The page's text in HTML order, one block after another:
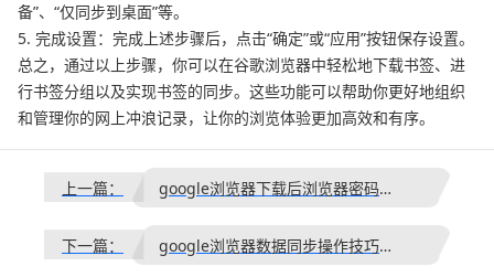
备”、“仅同步到桌面”等。
5. 完成设置：完成上述步骤后，点击“确定”或“应用”按钮保存设置。
总之，通过以上步骤，你可以在谷歌浏览器中轻松地下载书签、进
行书签分组以及实现书签的同步。这些功能可以帮助你更好地组织
和管理你的网上冲浪记录，让你的浏览体验更加高效和有序。
上一篇： google浏览器下载后浏览器密码自动保存和安全管理
下一篇： google浏览器数据同步操作技巧分享